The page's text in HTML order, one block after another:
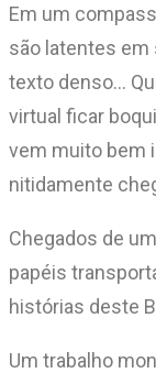
Em um
são latentes em
texto denso…
virtual ficar
vem muito bem
nitidamente
Chegados de
papéis
histórias deste
Um trabalho